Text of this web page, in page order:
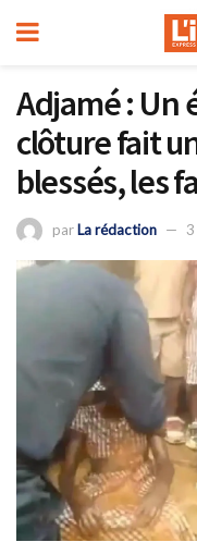
Adjamé : Un
clôture fait
blessés, les
parLa rédaction